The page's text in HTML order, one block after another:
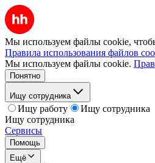
Мы используем файлы cookie,
Правила использования файлов
Мы используем файлы cookie.
Понятно
Ищу сотрудника
Ищу работу
Ищу сотрудника
Ищу сотрудника
Сервисы
Помощь
Ещё